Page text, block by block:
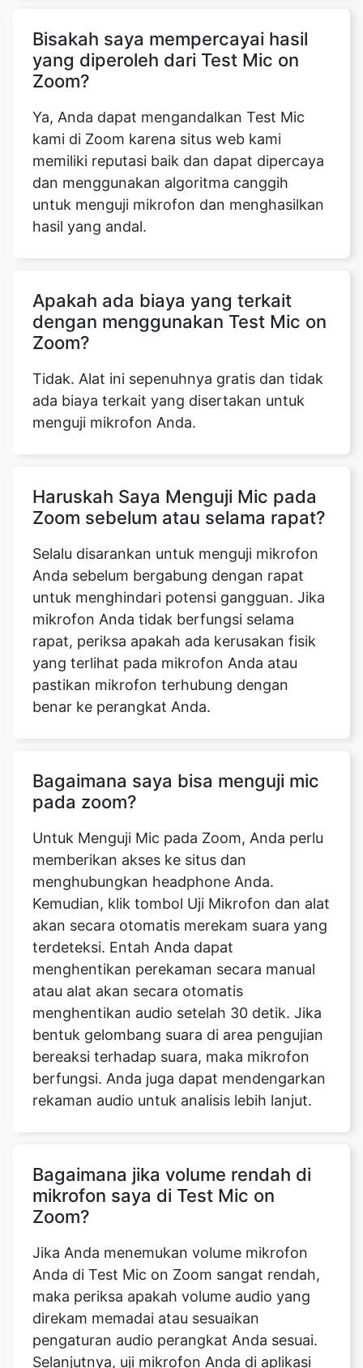
Bisakah saya mempercayai hasil
yang diperoleh dari Test Mic on
Zoom?
Ya, Anda dapat mengandalkan Test Mic
kami di Zoom karena situs web kami
memiliki reputasi baik dan dapat dipercaya
dan menggunakan algoritma canggih
untuk menguji mikrofon dan menghasilkan
hasil yang andal.
Apakah ada biaya yang terkait
dengan menggunakan Test Mic on
Zoom?
Tidak. Alat ini sepenuhnya gratis dan tidak
ada biaya terkait yang disertakan untuk
menguji mikrofon Anda.
Haruskah Saya Menguji Mic pada
Zoom sebelum atau selama rapat?
Selalu disarankan untuk menguji mikrofon
Anda sebelum bergabung dengan rapat
untuk menghindari potensi gangguan. Jika
mikrofon Anda tidak berfungsi selama
rapat, periksa apakah ada kerusakan fisik
yang terlihat pada mikrofon Anda atau
pastikan mikrofon terhubung dengan
benar ke perangkat Anda.
Bagaimana saya bisa menguji mic
pada zoom?
Untuk Menguji Mic pada Zoom, Anda perlu
memberikan akses ke situs dan
menghubungkan headphone Anda.
Kemudian, klik tombol Uji Mikrofon dan alat
akan secara otomatis merekam suara yang
terdeteksi. Entah Anda dapat
menghentikan perekaman secara manual
atau alat akan secara otomatis
menghentikan audio setelah 30 detik. Jika
bentuk gelombang suara di area pengujian
bereaksi terhadap suara, maka mikrofon
berfungsi. Anda juga dapat mendengarkan
rekaman audio untuk analisis lebih lanjut.
Bagaimana jika volume rendah di
mikrofon saya di Test Mic on
Zoom?
Jika Anda menemukan volume mikrofon
Anda di Test Mic on Zoom sangat rendah,
maka periksa apakah volume audio yang
direkam memadai atau sesuaikan
pengaturan audio perangkat Anda sesuai.
Selanjutnya, uji mikrofon Anda di aplikasi